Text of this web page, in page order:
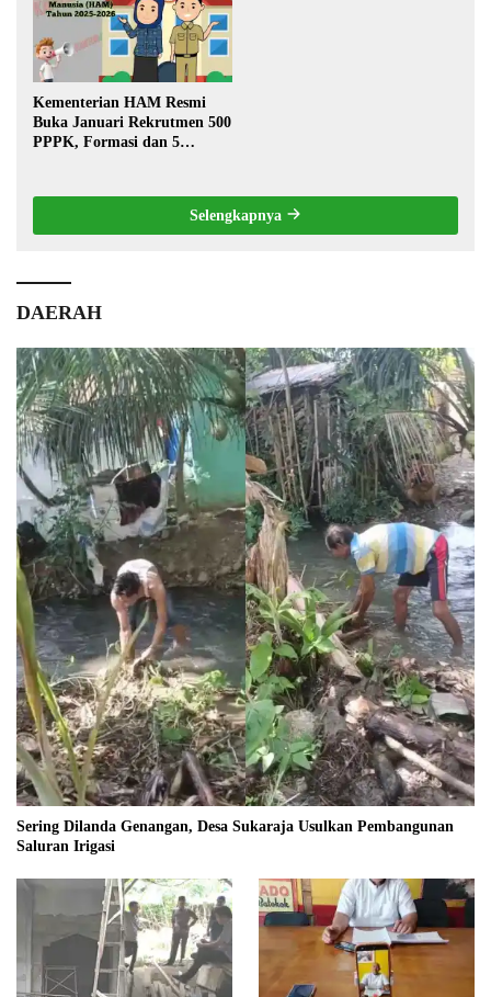
Kementerian HAM Resmi
Buka Januari Rekrutmen 500
PPPK, Formasi dan 5
Selengkapnya
DAERAH
Sering Dilanda Genangan, Desa Sukaraja Usulkan Pembangunan
Saluran Irigasi